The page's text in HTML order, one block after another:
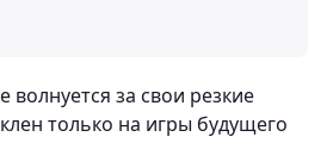
волнуется за свои резкие
только на игры будущего